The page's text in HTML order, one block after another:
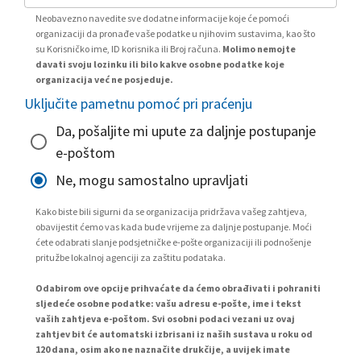
Neobavezno navedite sve dodatne informacije koje će pomoći
organizaciji da pronađe vaše podatke u njihovim sustavima, kao što
su Korisničko ime, ID korisnika ili Broj računa. Molimo nemojte
davati svoju lozinku ili bilo kakve osobne podatke koje
organizacija već ne posjeduje.
Uključite pametnu pomoć pri praćenju
Da, pošaljite mi upute za daljnje postupanje
e-poštom
Ne, mogu samostalno upravljati
Kako biste bili sigurni da se organizacija pridržava vašeg zahtjeva,
obavijestit ćemo vas kada bude vrijeme za daljnje postupanje. Moći
ćete odabrati slanje podsjetničke e-pošte organizaciji ili podnošenje
pritužbe lokalnoj agenciji za zaštitu podataka.
Odabirom ove opcije prihvaćate da ćemo obrađivati i pohraniti
sljedeće osobne podatke: vašu adresu e-pošte, ime i tekst
vaših zahtjeva e-poštom. Svi osobni podaci vezani uz ovaj
zahtjev bit će automatski izbrisani iz naših sustava u roku od
120 dana, osim ako ne naznačite drukčije, a uvijek imate